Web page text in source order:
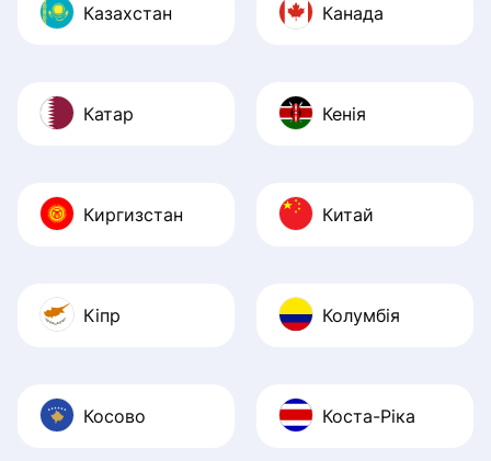
Казахстан Канада
Катар Кенія
Киргизстан Китай
Кіпр Колумбія
Косово Коста-Ріка